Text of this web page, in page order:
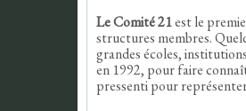
Le Comité 21est le
structures membres.
grandes écoles,
en 1992, pour faire
pressenti pour